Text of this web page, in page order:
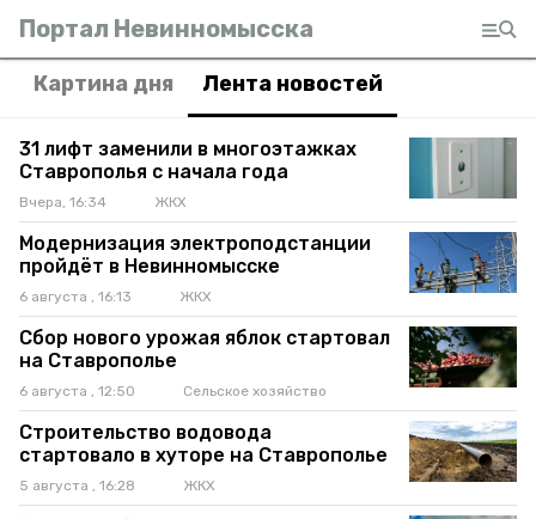
Портал Невинномысска
Картина дня Лента новостей
31 лифт заменили в многоэтажках
Ставрополья с начала года
Вчера, 16:34 ЖКХ
Модернизация электроподстанции
пройдёт в Невинномысске
6 августа , 16:13 ЖКХ
Сбор нового урожая яблок стартовал
на Ставрополье
6 августа , 12:50 Сельское хозяйство
Строительство водовода
стартовало в хуторе на Ставрополье
5 августа , 16:28 ЖКХ